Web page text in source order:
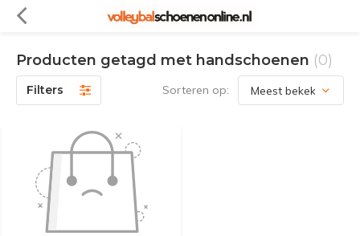
Producten getagd met handschoenen (0)
Filters Sorteren op: